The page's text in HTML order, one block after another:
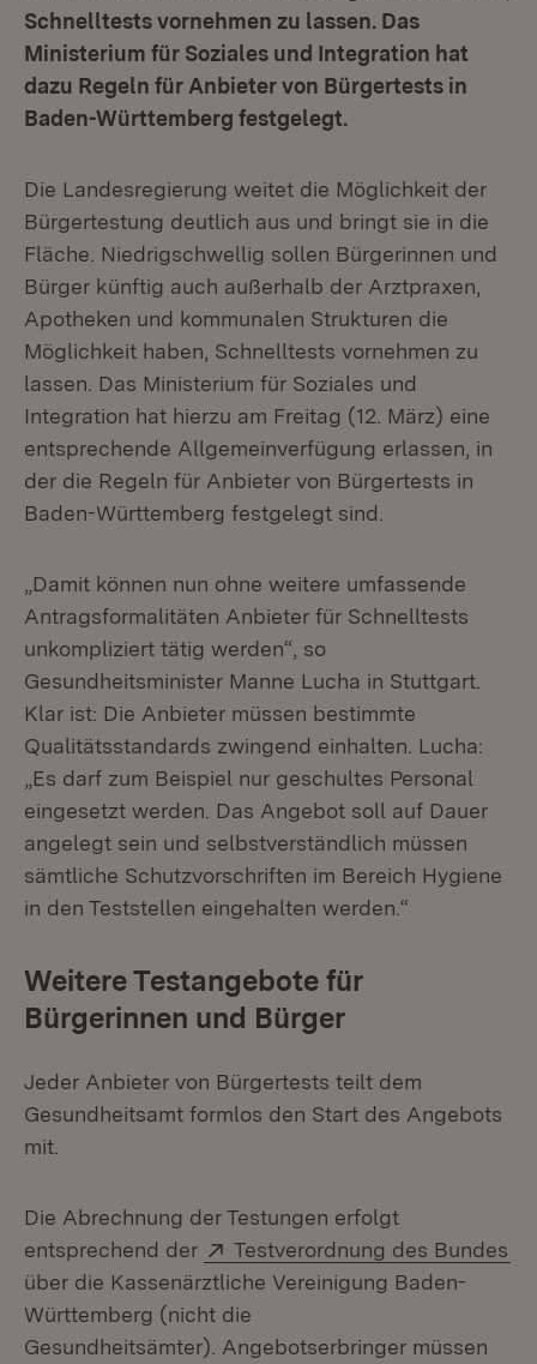
Schnelltests vornehmen zu lassen. Das
Ministerium für Soziales und Integration hat
dazu Regeln für Anbieter von Bürgertests in
Baden-Württemberg festgelegt.
Die Landesregierung weitet die Möglichkeit der
Bürgertestung deutlich aus und bringt sie in die
Fläche. Niedrigschwellig sollen Bürgerinnen und
Bürger künftig auch außerhalb der Arztpraxen,
Apotheken und kommunalen Strukturen die
Möglichkeit haben, Schnelltests vornehmen zu
lassen. Das Ministerium für Soziales und
Integration hat hierzu am Freitag (12. März) eine
entsprechende Allgemeinverfügung erlassen, in
der die Regeln für Anbieter von Bürgertests in
Baden-Württemberg festgelegt sind.
„Damit können nun ohne weitere umfassende
Antragsformalitäten Anbieter für Schnelltests
unkompliziert tätig werden“, so
Gesundheitsminister Manne Lucha in Stuttgart.
Klar ist: Die Anbieter müssen bestimmte
Qualitätsstandards zwingend einhalten. Lucha:
„Es darf zum Beispiel nur geschultes Personal
eingesetzt werden. Das Angebot soll auf Dauer
angelegt sein und selbstverständlich müssen
sämtliche Schutzvorschriften im Bereich Hygiene
in den Teststellen eingehalten werden.“
Weitere Testangebote für
Bürgerinnen und Bürger
Jeder Anbieter von Bürgertests teilt dem
Gesundheitsamt formlos den Start des Angebots
mit.
Die Abrechnung der Testungen erfolgt
entsprechend der
Extern:
Testverordnung des Bundes
über die Kassenärztliche Vereinigung Baden-
Württemberg (nicht die
Gesundheitsämter). Angebotserbringer müssen